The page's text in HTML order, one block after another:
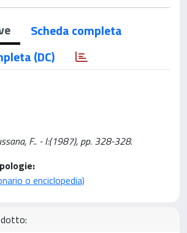
Scheda completa
(DC)
F.. - I:(1987), pp. 328-328.
o enciclopedia)